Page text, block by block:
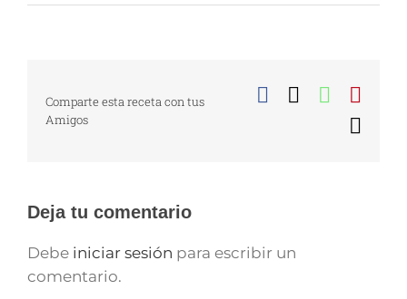
Comparte esta receta con tus
Amigos
Facebook
Deja tu comentario
Debe iniciar sesión para escribir un
comentario.